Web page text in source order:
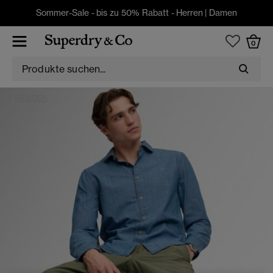
Sommer-Sale - bis zu 50% Rabatt - Herren | Damen
0